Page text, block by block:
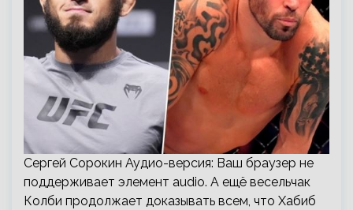
Сергей Сорокин Аудио-версия: Ваш браузер не
поддерживает элемент audio. А ещё весельчак
Колби продолжает доказывать всем, что Хабиб